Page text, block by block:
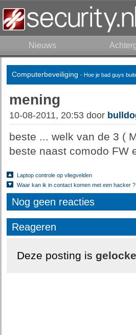
Nieuws
Computerbeveiliging - Hoe je bad guys
mening
10-08-2011, 20:53 door
beste ... welk van de 3 (
beste naast comodo FW
Laptop controle op vliegvelden
Waar kan ik in contact komen met een hacker ?
Nog geen reacties
Reageren
Deze posting is